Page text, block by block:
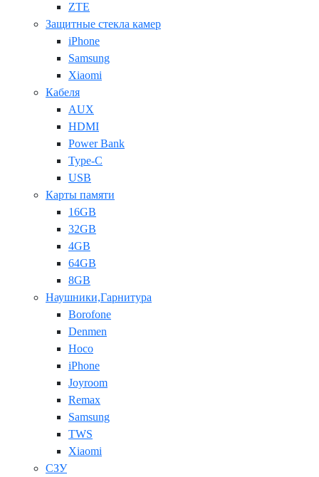
ZTE
Защитные стекла камер
iPhone
Samsung
Xiaomi
Кабеля
AUX
HDMI
Power Bank
Type-C
USB
Карты памяти
16GB
32GB
4GB
64GB
8GB
Наушники,Гарнитура
Borofone
Denmen
Hoco
iPhone
Joyroom
Remax
Samsung
TWS
Xiaomi
СЗУ